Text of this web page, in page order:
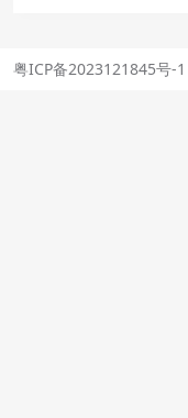
粤ICP备2023121845号-1